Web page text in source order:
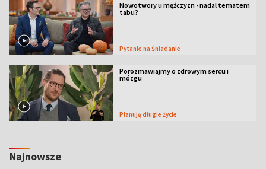
Nowotwory u mężczyzn - nadal tematem
tabu?
Pytanie na Śniadanie
Porozmawiajmy o zdrowym sercu i
mózgu
Planuję długie życie
Najnowsze